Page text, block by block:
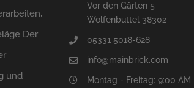
Der
und
Vor den Gärten 5
Wolfenbüttel 38302
05331 5018-628
info@mainbrick.com
Montag - Freitag: 9:00 AM